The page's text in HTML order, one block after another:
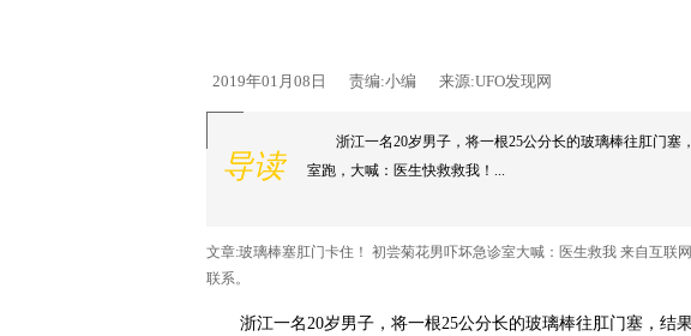
2019年01月08日 责编:小编 来源:UFO发现网
导读
浙江一名20岁男子，将一根25公分长的玻璃棒往肛门
室跑，大喊：医生快救救我！...
文章:玻璃棒塞肛门卡住！ 初尝菊花男吓坏急诊室大喊：医生救我 来自互联
联系。
浙江一名20岁男子，将一根25公分长的玻璃棒往肛门塞，结